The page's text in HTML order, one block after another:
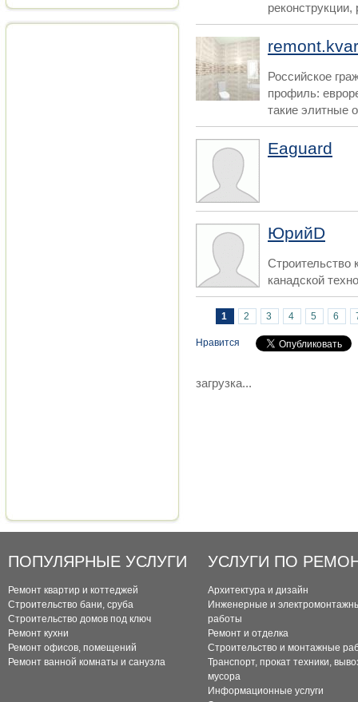
реконструкции,
Российское
профиль:
такие элитные
Eaguard
ЮрийD
Строительство
канадской
Страницы
1 2 3 4 5 6
Нравится
загрузка...
ПОПУЛЯРНЫЕ УСЛУГИ
Ремонт квартир и коттеджей
Строительство бани, сруба
Строительство домов под ключ
Ремонт кухни
Ремонт офисов, помещений
Ремонт ванной комнаты и санузла
УСЛУГИ ПО
Архитектура и дизайн
Инженерные и
работы
Ремонт и отделка
Строительство и монтажные
Транспорт, прокат техники,
мусора
Информационные услуги